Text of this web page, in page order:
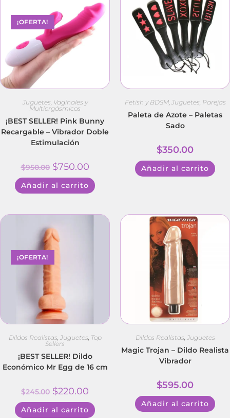
¡OFERTA!
Juguetes Vaginales y
Multiorgásmicos
¡BEST SELLER! Pink Bunny
Recargable – Vibrador Doble
Estimulación
$950.00 $750.00
Añadir al carrito
Fetish y BDSM, Juguetes Parejas
Paleta de Azote – Paletas
Sado
$350.00
Añadir al carrito
¡OFERTA!
Dildos Realistas Juguetes Top
Sellers
¡BEST SELLER! Dildo
Económico Mr Egg de 16 cm
$245.00 $220.00
Añadir al carrito
Dildos Realistas Juguetes
Magic Trojan – Dildo Realista
Vibrador
$595.00
Añadir al carrito